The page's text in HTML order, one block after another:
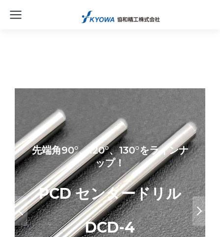
先端角90°、120°、130°をラインナ
ップ！
PCD センタードリル
DCD-4